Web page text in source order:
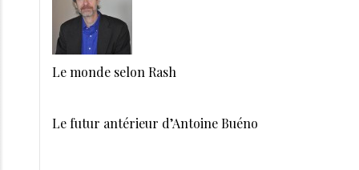
Le monde selon Rash
Le futur antérieur d’Antoine Buéno